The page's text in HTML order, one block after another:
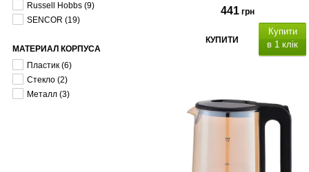
Russell Hobbs (9)
SENCOR (19)
МАТЕРИАЛ КОРПУСА
Пластик (6)
Стекло (2)
Металл (3)
441 грн
КУПИТИ
Купити
в 1 клік